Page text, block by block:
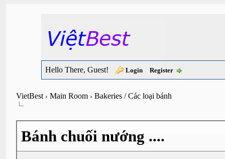
Hello There, Guest! Login Register
VietBest›Main Room ›Bakeries / Các loại bánh
Bánh chuối nướng ....